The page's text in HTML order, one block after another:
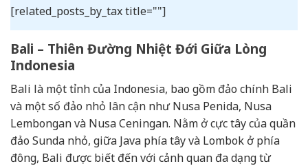
[related_posts_by_tax title=""]
Bali – Thiên Đường Nhiệt Đới Giữa Lòng
Indonesia
Bali là một tỉnh của Indonesia, bao gồm đảo chính Bali
và một số đảo nhỏ lân cận như Nusa Penida, Nusa
Lembongan và Nusa Ceningan. Nằm ở cực tây của quần
đảo Sunda nhỏ, giữa Java phía tây và Lombok ở phía
đông, Bali được biết đến với cảnh quan đa dạng từ